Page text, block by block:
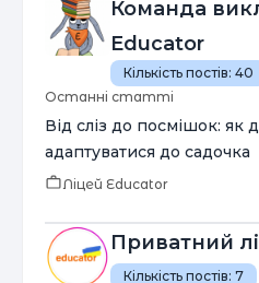
Команда
Educator
Кількість постів: 40
Останні статті
Від сліз до посмішок: як
адаптуватися до садочка
Ліцей Educator
Приватний
Кількість постів: 7